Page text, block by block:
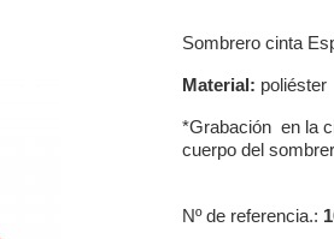
Sombrero cinta
Material: poliéster
*Grabación en la
cuerpo del
Nº de referencia.: